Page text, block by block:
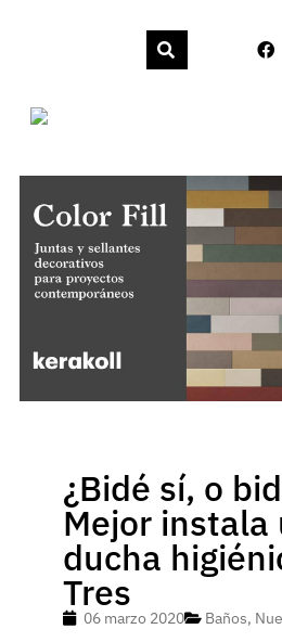
¿Bidé sí, o
Mejor instala
ducha
Tres
06 marzo 2020 Baños,